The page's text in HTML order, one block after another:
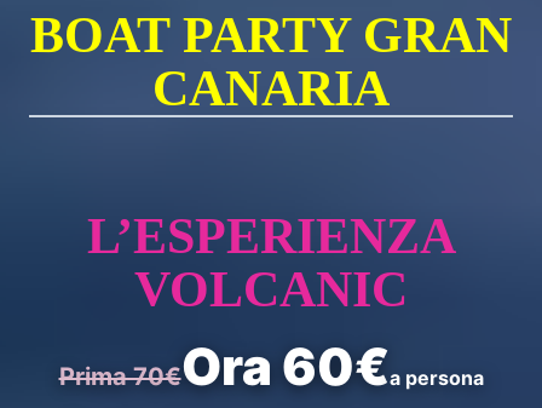
BOAT PARTY GRAN
CANARIA
L’ESPERIENZA
VOLCANIC
Prima 70€Ora 60€a persona